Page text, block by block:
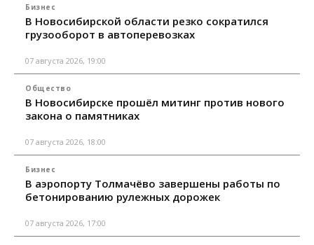
Бизнес
В Новосибирской области резко сократился
грузооборот в автоперевозках
07 августа 2026, 19:00
Общество
В Новосибирске прошёл митинг против нового
закона о памятниках
07 августа 2026, 18:00
Бизнес
В аэропорту Толмачёво завершены работы по
бетонированию рулежных дорожек
07 августа 2026, 17:00